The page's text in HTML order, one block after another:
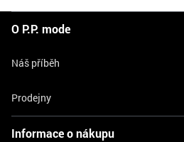
O P.P. mode
Náš příběh
Prodejny
Informace o nákupu